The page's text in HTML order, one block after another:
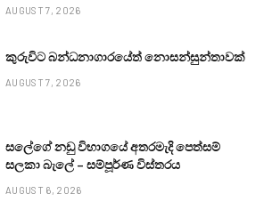
AUGUST 7, 2026
කුරුවිට බන්ධනාගාරයේත් නොසන්සුන්තාවක්
AUGUST 7, 2026
සලේගේ නඩු විභාගයේ අතරමැදි පෙත්සම්
සලකා බැලේ – සම්පූර්ණ විස්තරය
AUGUST 6, 2026